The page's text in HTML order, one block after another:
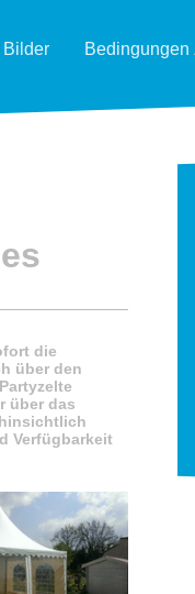
Bilder Bedingungen
die
über den
über das
hinsichtlich
Verfügbarkeit